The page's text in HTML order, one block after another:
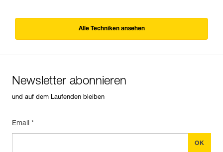
Alle Techniken ansehen
Newsletter abonnieren
und auf dem Laufenden bleiben
Email *